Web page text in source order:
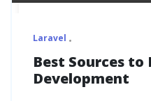
Laravel
Best Sources to
Development